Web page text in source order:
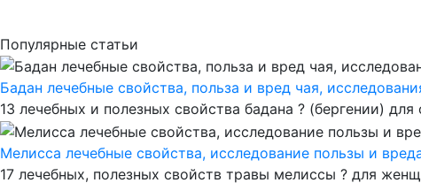
Популярные статьи
Бадан лечебные свойства, польза и вред чая,
13 лечебных и полезных свойства бадана ? (бергении) для
Мелисса лечебные свойства, исследование пользы и
17 лечебных, полезных свойств травы мелиссы ? для